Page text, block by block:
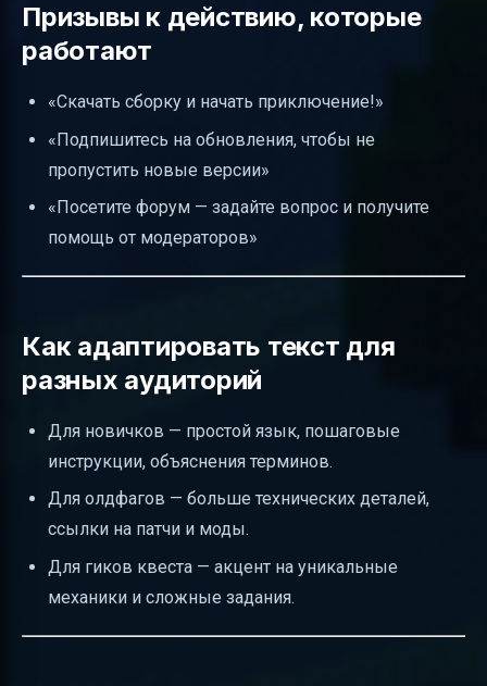
Призывы к действию, которые
работают
«Скачать сборку и начать приключение!»
«Подпишитесь на обновления, чтобы не
пропустить новые версии»
«Посетите форум — задайте вопрос и получите
помощь от модераторов»
Как адаптировать текст для
разных аудиторий
Для новичков — простой язык, пошаговые
инструкции, объяснения терминов.
Для олдфагов — больше технических деталей,
ссылки на патчи и моды.
Для гиков квеста — акцент на уникальные
механики и сложные задания.